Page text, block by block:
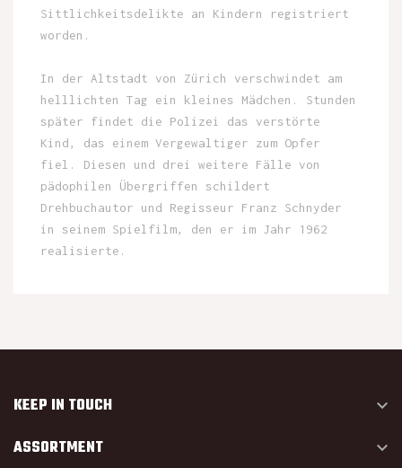
Sittlichkeitsdelikte an Kindern registriert
worden.
In der Altstadt von Zürich verschwindet am
helllichten Tag ein kleines Mädchen. Stunden
später findet die Polizei das verstörte
Kind, das einem Vergewaltiger zum Opfer
fiel. Diesen und drei weitere Fälle von
pädophilen Übergriffen schildert
Drehbuchautor und Regisseur Franz Schnyder
in seinem Spielfilm, den er im Jahr 1962
realisierte.
KEEP IN TOUCH 
ASSORTMENT 